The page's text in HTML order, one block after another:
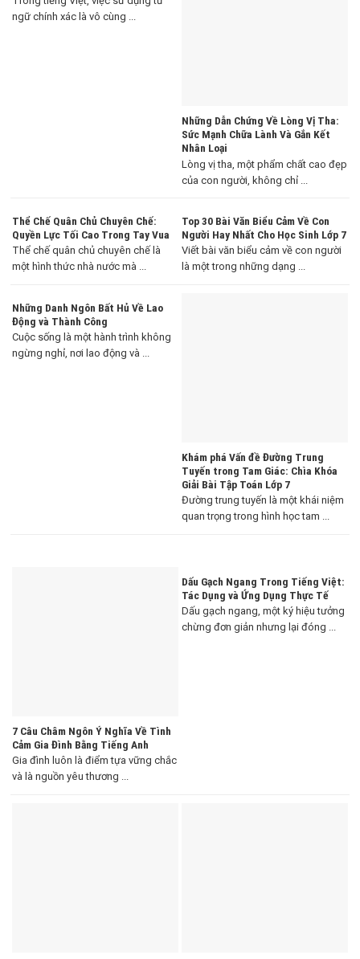
ngữ chính xác là vô cùng ...
Những Dẫn Chứng Về Lòng Vị Tha:
Sức Mạnh Chữa Lành Và Gắn Kết
Nhân Loại
Lòng vị tha, một phẩm chất cao đẹp
của con người, không chỉ ...
Thể Chế Quân Chủ Chuyên Chế:
Quyền Lực Tối Cao Trong Tay Vua
Thể chế quân chủ chuyên chế là
một hình thức nhà nước mà ...
Top 30 Bài Văn Biểu Cảm Về Con
Người Hay Nhất Cho Học Sinh Lớp 7
Viết bài văn biểu cảm về con người
là một trong những dạng ...
Những Danh Ngôn Bất Hủ Về Lao
Động và Thành Công
Cuộc sống là một hành trình không
ngừng nghỉ, nơi lao động và ...
Khám phá Vấn đề Đường Trung
Tuyến trong Tam Giác: Chìa Khóa
Giải Bài Tập Toán Lớp 7
Đường trung tuyến là một khái niệm
quan trọng trong hình học tam ...
7 Câu Châm Ngôn Ý Nghĩa Về Tình
Cảm Gia Đình Bằng Tiếng Anh
Gia đình luôn là điểm tựa vững chắc
và là nguồn yêu thương ...
Dấu Gạch Ngang Trong Tiếng Việt:
Tác Dụng và Ứng Dụng Thực Tế
Dấu gạch ngang, một ký hiệu tưởng
chừng đơn giản nhưng lại đóng ...